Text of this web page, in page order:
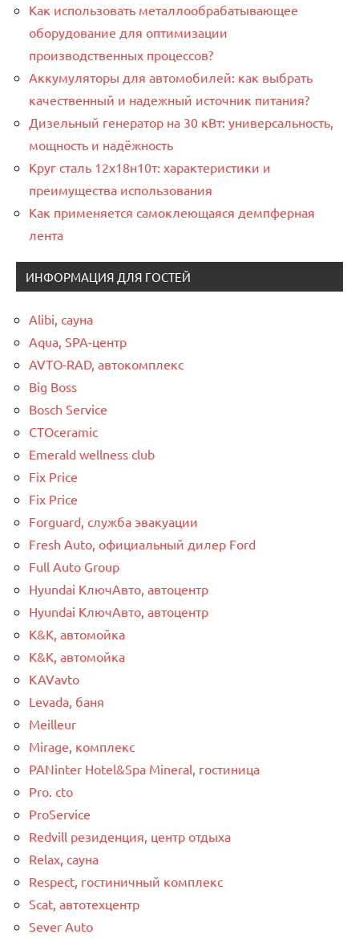
Как использовать металлообрабатывающее
оборудование для оптимизации
производственных процессов?
Аккумуляторы для автомобилей: как выбрать
качественный и надежный источник питания?
Дизельный генератор на 30 кВт: универсальность,
мощность и надёжность
Круг сталь 12х18н10т: характеристики и
преимущества использования
Как применяется самоклеющаяся демпферная
лента
ИНФОРМАЦИЯ ДЛЯ ГОСТЕЙ
Alibi, сауна
Aqua, SPA-центр
AVTO-RAD, автокомплекс
Big Boss
Bosch Service
CTOceramic
Emerald wellness club
Fix Price
Fix Price
Forguard, служба эвакуации
Fresh Auto, официальный дилер Ford
Full Auto Group
Hyundai КлючАвто, автоцентр
Hyundai КлючАвто, автоцентр
K&K, автомойка
K&K, автомойка
KAVavto
Levada, баня
Meilleur
Mirage, комплекс
PANinter Hotel&Spa Mineral, гостиница
Pro. cto
ProService
Redvill pезиденция, центр отдыха
Relax, сауна
Respect, гостиничный комплекс
Scat, автотехцентр
Sever Auto